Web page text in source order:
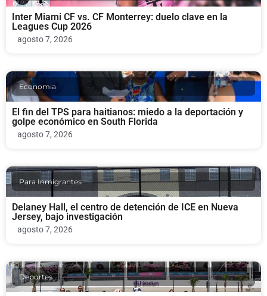
Inter Miami CF vs. CF Monterrey: duelo clave en la
Leagues Cup 2026
agosto 7, 2026
Economia
El fin del TPS para haitianos: miedo a la deportación y
golpe económico en South Florida
agosto 7, 2026
Para Inmigrantes
Delaney Hall, el centro de detención de ICE en Nueva
Jersey, bajo investigación
agosto 7, 2026
Deportes